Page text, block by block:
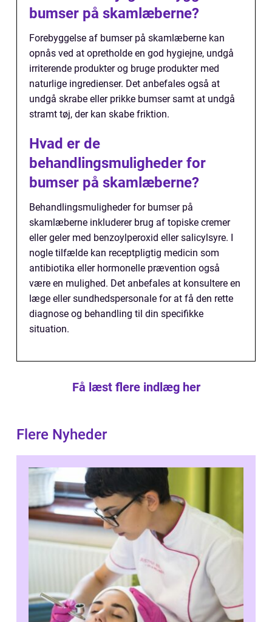
bumser på skamlæberne?
Forebyggelse af bumser på skamlæberne kan
opnås ved at opretholde en god hygiejne, undgå
irriterende produkter og bruge produkter med
naturlige ingredienser. Det anbefales også at
undgå skrabe eller prikke bumser samt at undgå
stramt tøj, der kan skabe friktion.
Hvad er de
behandlingsmuligheder for
bumser på skamlæberne?
Behandlingsmuligheder for bumser på
skamlæberne inkluderer brug af topiske cremer
eller geler med benzoylperoxid eller salicylsyre. I
nogle tilfælde kan receptpligtig medicin som
antibiotika eller hormonelle prævention også
være en mulighed. Det anbefales at konsultere en
læge eller sundhedspersonale for at få den rette
diagnose og behandling til din specifikke
situation.
Få læst flere indlæg her
Flere Nyheder